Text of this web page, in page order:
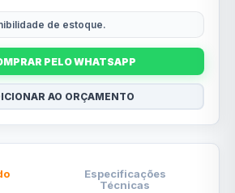
de estoque.
PELO WHATSAPP
AO ORÇAMENTO
Especificações
Técnicas